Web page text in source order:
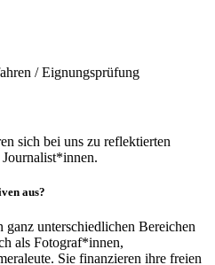
/ Eignungsprüfung
sich bei uns zu reflektierten
aus?
unterschiedlichen Bereichen
als Fotograf*innen,
Sie finanzieren ihre freien